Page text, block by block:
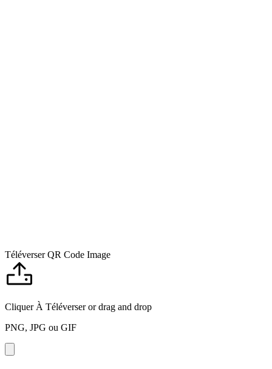
Téléverser QR Code Image
Cliquer À Téléverseror drag and drop
PNG, JPG ou GIF